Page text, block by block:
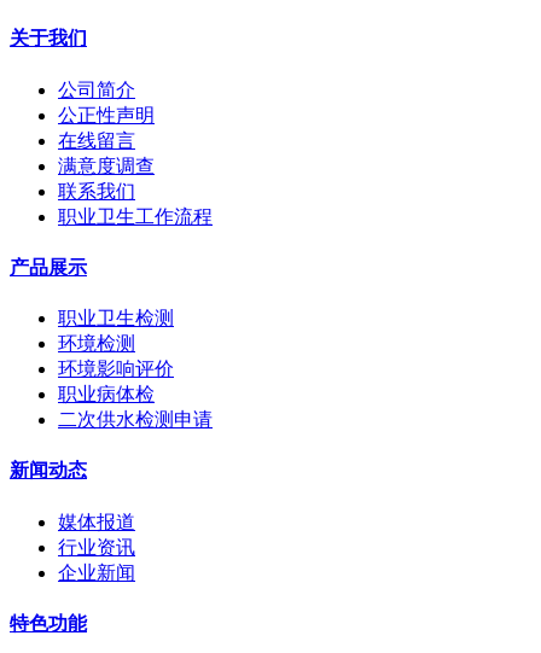
关于我们
公司简介
公正性声明
在线留言
满意度调查
联系我们
职业卫生工作流程
产品展示
职业卫生检测
环境检测
环境影响评价
职业病体检
二次供水检测申请
新闻动态
媒体报道
行业资讯
企业新闻
特色功能